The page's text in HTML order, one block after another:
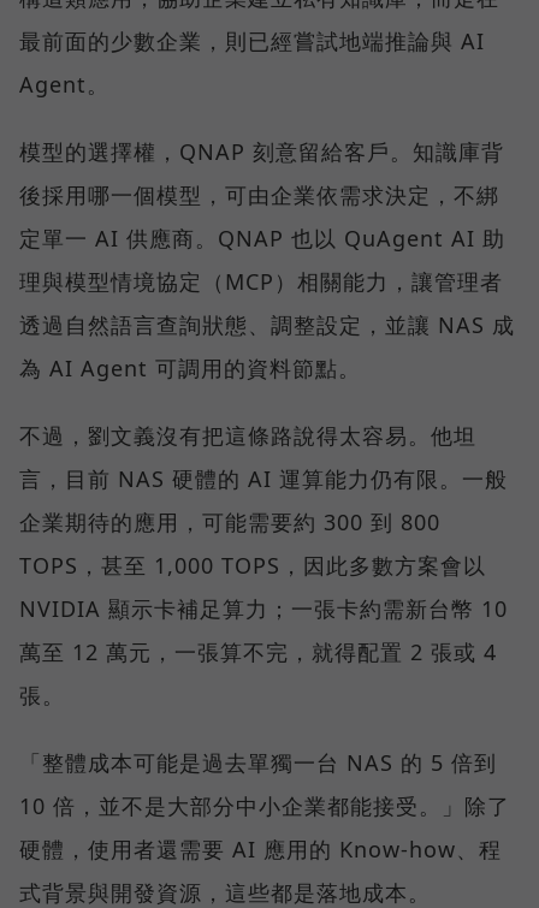
最前面的少數企業，則已經嘗試地端推論與 AI
Agent。
模型的選擇權，QNAP 刻意留給客戶。知識庫背
後採用哪一個模型，可由企業依需求決定，不綁
定單一 AI 供應商。QNAP 也以 QuAgent AI 助
理與模型情境協定（MCP）相關能力，讓管理者
透過自然語言查詢狀態、調整設定，並讓 NAS 成
為 AI Agent 可調用的資料節點。
不過，劉文義沒有把這條路說得太容易。他坦
言，目前 NAS 硬體的 AI 運算能力仍有限。一般
企業期待的應用，可能需要約 300 到 800
TOPS，甚至 1,000 TOPS，因此多數方案會以
NVIDIA 顯示卡補足算力；一張卡約需新台幣 10
萬至 12 萬元，一張算不完，就得配置 2 張或 4
張。
「整體成本可能是過去單獨一台 NAS 的 5 倍到
10 倍，並不是大部分中小企業都能接受。」除了
硬體，使用者還需要 AI 應用的 Know-how、程
式背景與開發資源，這些都是落地成本。